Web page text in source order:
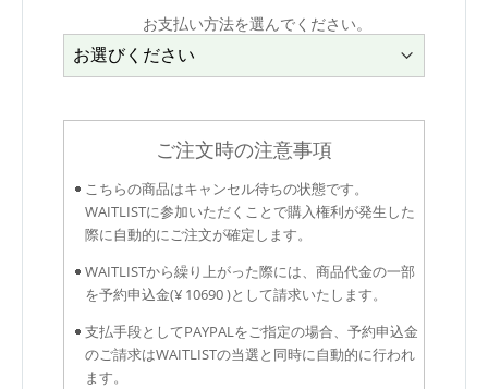
お支払い方法を選んでください。
ご注文時の注意事項
こちらの商品はキャンセル待ちの状態です。
WAITLISTに参加いただくことで購入権利が発生した
際に自動的にご注文が確定します。
WAITLISTから繰り上がった際には、商品代金の一部
を予約申込金(¥ 10690 )として請求いたします。
支払手段としてPAYPALをご指定の場合、予約申込金
のご請求はWAITLISTの当選と同時に自動的に行われ
ます。